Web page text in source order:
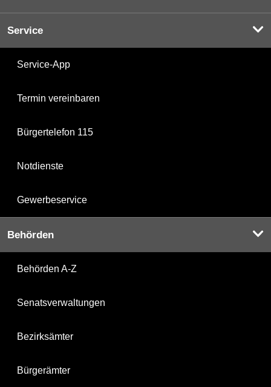
Service
Service-App
Termin vereinbaren
Bürgertelefon 115
Notdienste
Gewerbeservice
Behörden
Behörden A-Z
Senatsverwaltungen
Bezirksämter
Bürgerämter